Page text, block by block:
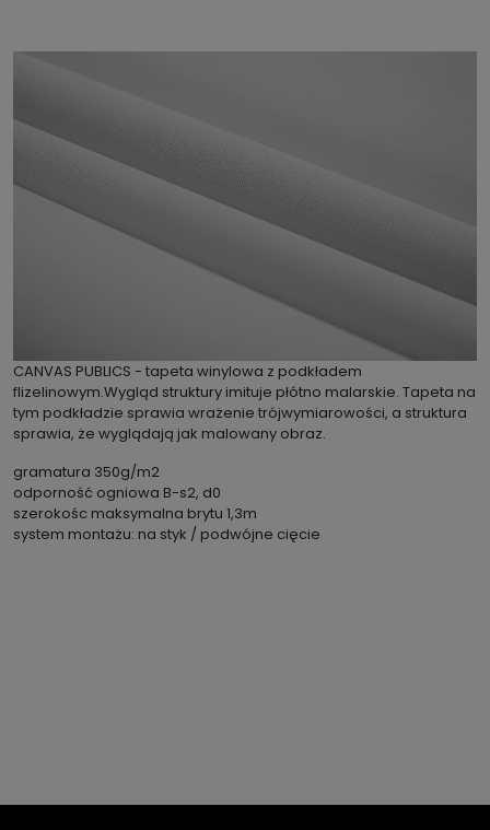
CANVAS PUBLICS - tapeta winylowa z podkładem
flizelinowym.Wygląd struktury imituje płótno malarskie. Tapeta na
tym podkładzie sprawia wrażenie trójwymiarowości, a struktura
sprawia, że wyglądają jak malowany obraz.
gramatura 350g/m2
odporność ogniowa B-s2, d0
szerokośc maksymalna brytu 1,3m
system montażu: na styk / podwójne cięcie